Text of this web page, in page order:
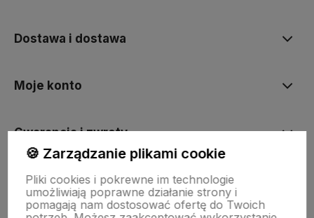
Dostawa i dostawa
Moje konto
Gwarancja i zwroty
O firmie
🍪 Zarządzanie plikami cookie
Pliki cookies i pokrewne im technologie
umożliwiają poprawne działanie strony i
pomagają nam dostosować ofertę do Twoich